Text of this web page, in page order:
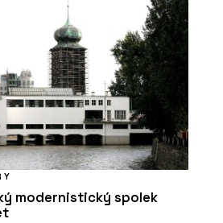
deska Mythos 2Gether
s odsavačem par - Franke
modernistický spolek